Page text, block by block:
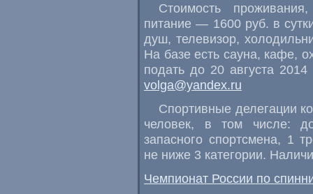
Стоимость проживания,
питание — 1600 руб. в
душ, телевизор,
На базе есть сауна, кафе,
подать до 20 августа 2014
volga@yandex.ru
Спортивные делегации
человек,
в том числе: до
запасного спортсмена, 1
не ниже 3 категории.
Чемпионат России по